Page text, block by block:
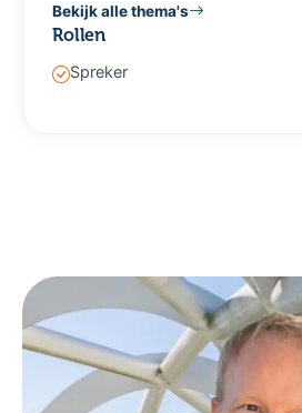
Bekijk alle thema's
Rollen
Spreker